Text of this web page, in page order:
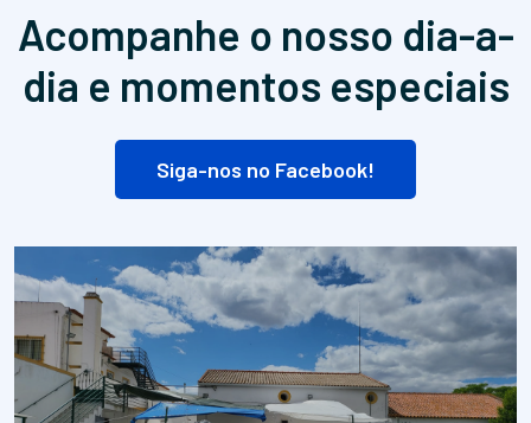
Acompanhe o nosso dia-a-
dia e momentos especiais
Siga-nos no Facebook!